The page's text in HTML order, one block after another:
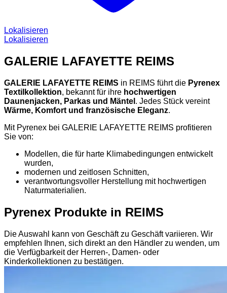
Lokalisieren
Lokalisieren
GALERIE LAFAYETTE REIMS
GALERIE LAFAYETTE REIMS in REIMS führt die Pyrenex
Textilkollektion, bekannt für ihre hochwertigen
Daunenjacken, Parkas und Mäntel . Jedes Stück vereint
Wärme, Komfort und französische Eleganz.
Mit Pyrenex bei GALERIE LAFAYETTE REIMS profitieren
Sie von:
Modellen, die für harte Klimabedingungen entwickelt
wurden,
modernen und zeitlosen Schnitten,
verantwortungsvoller Herstellung mit hochwertigen
Naturmaterialien.
Pyrenex Produkte in REIMS
Die Auswahl kann von Geschäft zu Geschäft variieren. Wir
empfehlen Ihnen, sich direkt an den Händler zu wenden, um
die Verfügbarkeit der Herren-, Damen- oder
Kinderkollektionen zu bestätigen.